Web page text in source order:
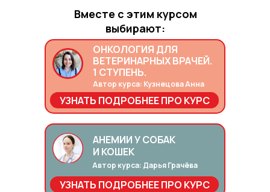
Вместе с этим курсом
выбирают:
УЗНАТЬ ПОДРОБНЕЕ ПРО КУРС
ОНКОЛОГИЯ ДЛЯ
ВЕТЕРИНАРНЫХ ВРАЧЕЙ.
1 СТУПЕНЬ.
Автор курса: Кузнецова Анна
УЗНАТЬ ПОДРОБНЕЕ ПРО КУРС
АНЕМИИ У СОБАК
И КОШЕК
Автор курса: Дарья Грачёва